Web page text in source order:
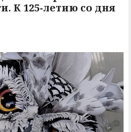
К 125-летию со дня